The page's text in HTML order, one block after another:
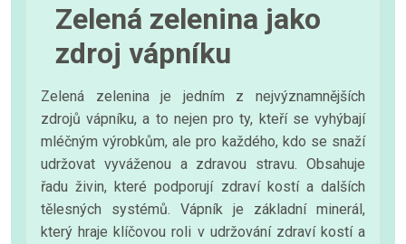
Zelená zelenina jako
zdroj vápníku
Zelená zelenina je jedním z nejvýznamnějších
zdrojů vápníku, a to nejen pro ty, kteří se vyhýbají
mléčným výrobkům, ale pro každého, kdo se snaží
udržovat vyváženou a zdravou stravu. Obsahuje
řadu živin, které podporují zdraví kostí a dalších
tělesných systémů. Vápník je základní minerál,
který hraje klíčovou roli v udržování zdraví kostí a